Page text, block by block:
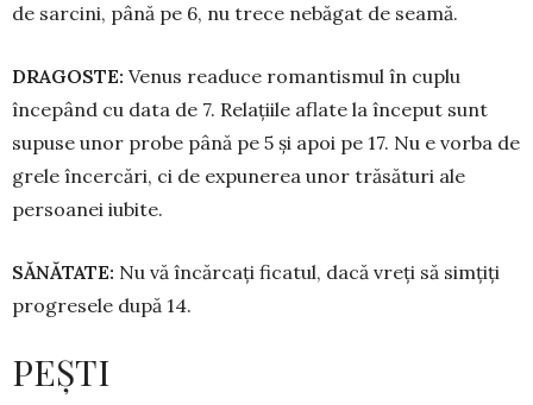
de sarcini, până pe 6, nu trece nebăgat de seamă.
DRAGOSTE: Venus readuce romantismul în cuplu
începând cu data de 7. Re­la­țiile aflate la început sunt
supuse unor probe până pe 5 și apoi pe 17. Nu e vorba de
grele încercări, ci de expunerea unor trăsături ale
persoanei iubite.
SĂNĂTATE: Nu vă încărcați ficatul, dacă vreți să simțiți
progresele după 14.
PEȘTI